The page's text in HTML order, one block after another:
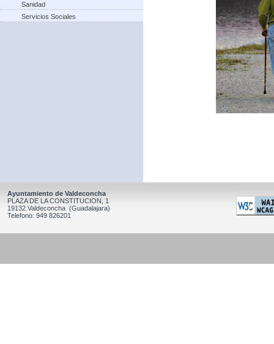
Sanidad
Servicios Sociales
Ayuntamiento de Valdeconcha
PLAZA DE LA CONSTITUCION, 1
19132 Valdeconcha (Guadalajara)
Telefono: 949 826201